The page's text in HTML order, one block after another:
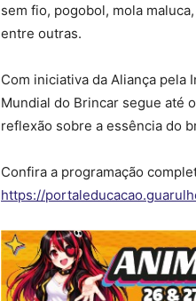
sem fio, pogobol, mola
entre outras.
Com iniciativa da Aliança pela
Mundial do Brincar segue até
reflexão sobre a essência do
Confira a programação
https://